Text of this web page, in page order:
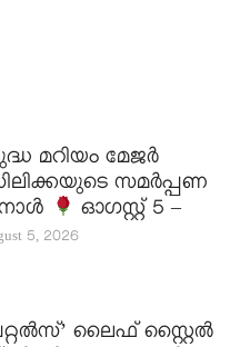
മറിയം മേജർ
സമർപ്പണ
ഓഗസ്റ്റ് 5 –
5, 2026
ലൈഫ് സ്റ്റൈൽ